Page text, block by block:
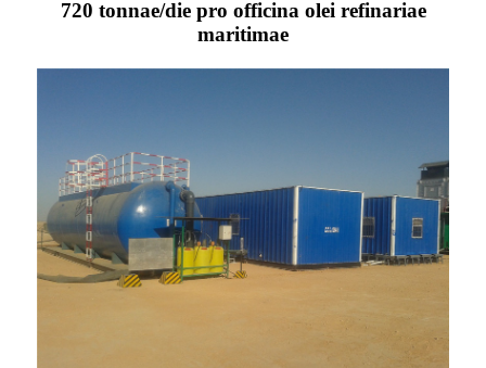
720 tonnae/die pro officina olei refinariae
maritimae